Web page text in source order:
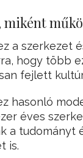
miként
a szerkezet
hogy több
fejlett
hasonló
éves
a tudományt
is.